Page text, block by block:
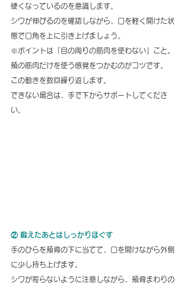
硬くなっているのを意識します。
シワが伸びるのを確認しながら、口を軽く開けた状
態で口角を上に引き上げましょう。
※ポイントは「目の周りの筋肉を使わない」こと。
頬の筋肉だけを使う感覚をつかむのがコツです。
この動きを数回繰り返します。
できない場合は、手で下からサポートしてくださ
い。
② 鍛えたあとはしっかりほぐす
手のひらを頬骨の下に当てて、口を開けながら外側
に少し持ち上げます。
シワが寄らないように注意しながら、頬骨まわりの